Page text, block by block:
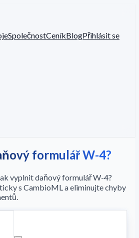
SpolečnostCeníkBlogPřihlásit se
formulář W-4?
vyplnit daňový formulář W-4?
s CambioML a eliminujte chyby